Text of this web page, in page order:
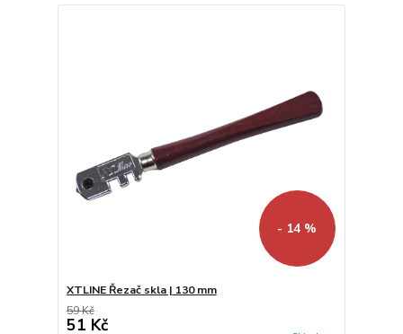
- 14 %
XTLINE Řezač skla | 130 mm
59 Kč
51 Kč